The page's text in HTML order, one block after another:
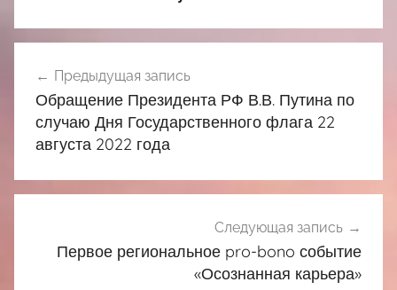
по
записям
Предыдущая запись
Обращение Президента РФ В.В. Путина по
случаю Дня Государственного флага 22
августа 2022 года
Следующая запись
Первое региональное pro-bono событие
«Осознанная карьера»